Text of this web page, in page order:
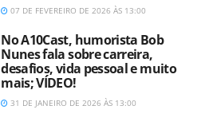
07 DE FEVEREIRO DE 2026 ÀS 13:00
No A10Cast, humorista Bob
Nunes fala sobre carreira,
desafios, vida pessoal e muito
mais; VÍDEO!
31 DE JANEIRO DE 2026 ÀS 13:00